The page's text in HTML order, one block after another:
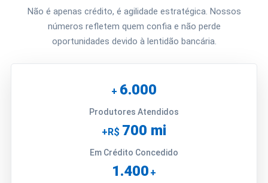
Não é apenas crédito, é agilidade estratégica. Nossos
números refletem quem confia e não perde
oportunidades devido à lentidão bancária.
+ 6.000
Produtores Atendidos
+R$ 700 mi
Em Crédito Concedido
1.400 +